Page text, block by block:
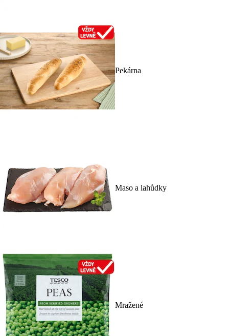
Pekárna
Maso a lahůdky
Mražené